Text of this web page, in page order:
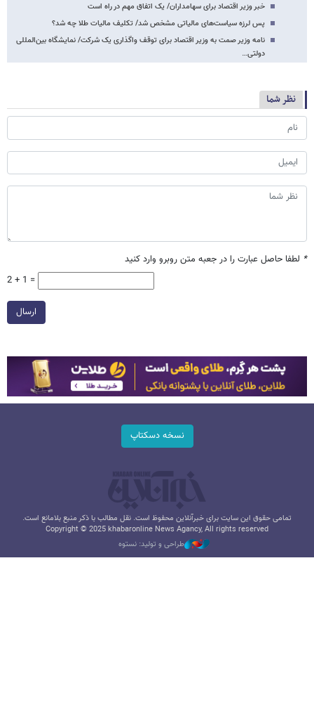
خبر وزیر اقتصاد برای سهامداران/ یک اتفاق مهم در راه است
پس لرزه‌ سیاست‌های مالیاتی مشخص شد/ تکلیف مالیات طلا چه شد؟
نامه وزیر صمت به وزیر اقتصاد برای توقف واگذاری یک شرکت/ نمایشگاه بین‌المللی‌
دولتی…
نظر شما
* لطفا حاصل عبارت را در جعبه متن روبرو وارد کنید
2 + 1 =
ارسال
نسخه دسکتاپ
تمامی حقوق این سایت برای خبرآنلاین محفوظ است. نقل مطالب با ذکر منبع بلامانع است.
Copyright © 2025 khabaronline News Agancy, All rights reserved
طراحی و تولید: نستوه